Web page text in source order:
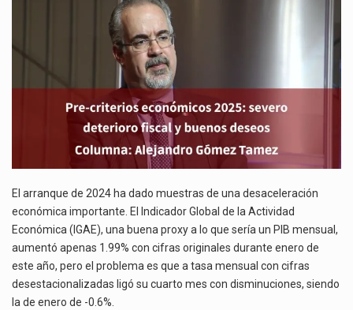
FISCAL
Y
BUENOS
DESEOS
El arranque de 2024 ha dado muestras de una desaceleración
económica importante. El Indicador Global de la Actividad
Económica (IGAE), una buena proxy a lo que sería un PIB mensual,
aumentó apenas 1.99% con cifras originales durante enero de
este año, pero el problema es que a tasa mensual con cifras
desestacionalizadas ligó su cuarto mes con disminuciones, siendo
la de enero de -0.6%.